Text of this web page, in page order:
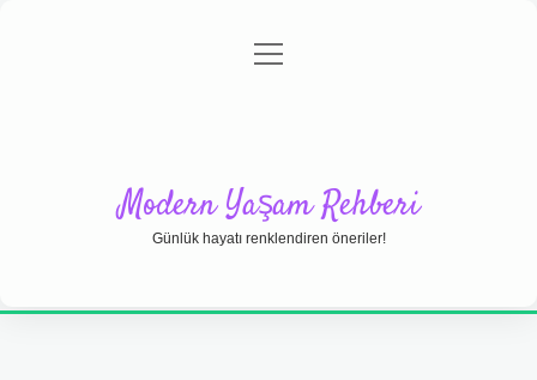
Gizlilik Politikası
menüyü
Modern Yaşam Rehberi
Günlük hayatı renklendiren öneriler!